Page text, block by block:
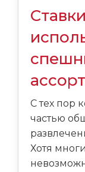
С тех пор
частью
Хотя